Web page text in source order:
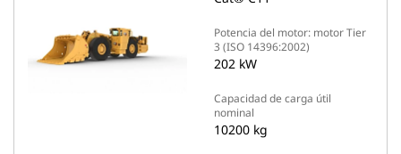
Potencia del motor: motor Tier
3 (ISO 14396:2002)
202 kW
Capacidad de carga útil
nominal
10200 kg